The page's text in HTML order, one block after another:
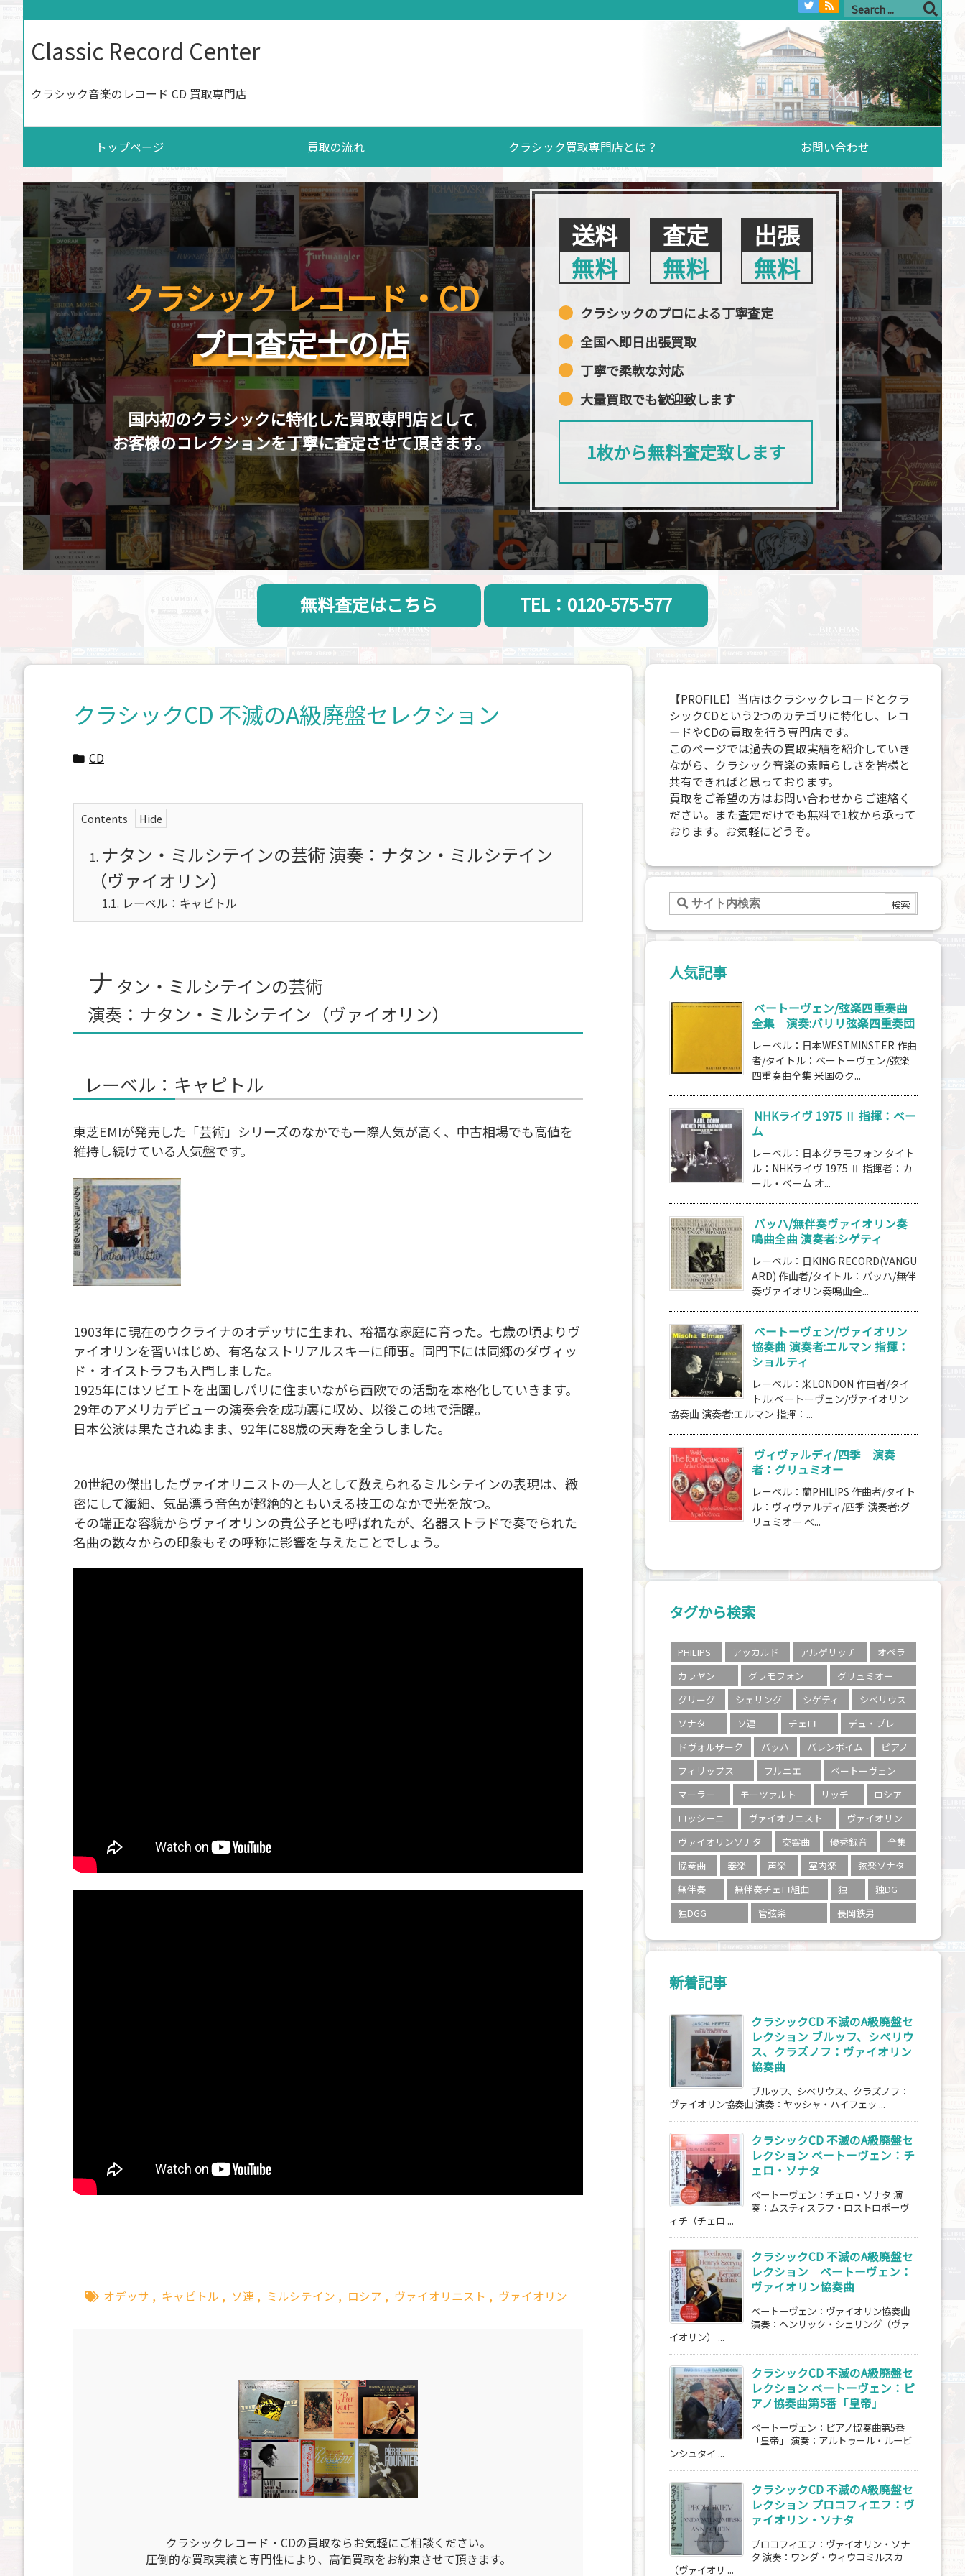
Classic Record Center
クラシック音楽のレコード CD 買取専門店
トップページ 買取の流れ クラシック買取専門店とは？ お問い合わせ
クラシック レコード・CD
プロ査定士の店
国内初のクラシックに特化した買取専門店として
お客様のコレクションを丁寧に査定させて頂きます。
送料
無料
査定
無料
出張
無料
クラシックのプロによる丁寧査定
全国へ即日出張買取
丁寧で柔軟な対応
大量買取でも歓迎致します
1枚から無料査定致します
無料査定はこちら TEL：0120-575-577
クラシックCD 不滅のA級廃盤セレクション
CD
Contents
1. ナタン・ミルシテインの芸術 演奏：ナタン・ミルシテイン
（ヴァイオリン）
1.1. レーベル：キャピトル
ナ タン・ミルシテインの芸術
演奏：ナタン・ミルシテイン（ヴァイオリン）
レーベル：キャピトル
東芝EMIが発売した「芸術」シリーズのなかでも一際人気が高く、中古相場でも高値を
維持し続けている人気盤です。
1903年に現在のウクライナのオデッサに生まれ、裕福な家庭に育った。七歳の頃よりヴ
ァイオリンを習いはじめ、有名なストリアルスキーに師事。同門下には同郷のダヴィッ
ド・オイストラフも入門しました。
1925年にはソビエトを出国しパリに住まいながら西欧での活動を本格化していきます。
29年のアメリカデビューの演奏会を成功裏に収め、以後この地で活躍。
日本公演は果たされぬまま、92年に88歳の天寿を全うしました。
20世紀の傑出したヴァイオリニストの一人として数えられるミルシテインの表現は、緻
密にして繊細、気品漂う音色が超絶的ともいえる技工のなかで光を放つ。
その端正な容貌からヴァイオリンの貴公子とも呼ばれたが、名器ストラドで奏でられた
名曲の数々からの印象もその呼称に影響を与えたことでしょう。
オデッサ , キャピトル , ソ連 , ミルシテイン , ロシア , ヴァイオリニスト , ヴァイオリン
クラシックレコード・CDの買取ならお気軽にご相談ください。
圧倒的な買取実績と専門性により、高価買取をお約束させて頂きます。
【PROFILE】当店はクラシックレコードとクラ
シックCDという2つのカテゴリに特化し、レコ
ードやCDの買取を行う専門店です。
このページでは過去の買取実績を紹介していき
ながら、クラシック音楽の素晴らしさを皆様と
共有できればと思っております。
買取をご希望の方はお問い合わせからご連絡く
ださい。また査定だけでも無料で1枚から承って
おります。お気軽にどうぞ。
人気記事
ベートーヴェン/弦楽四重奏曲
全集 演奏:バリリ弦楽四重奏団
レーベル：日本WESTMINSTER 作曲
者/タイトル：ベートーヴェン/弦楽
四重奏曲全集 米国のク...
NHKライヴ 1975 Ⅱ 指揮：ベー
ム
レーベル：日本グラモフォン タイト
ル：NHKライヴ 1975 Ⅱ 指揮者：カ
ール・ベーム オ...
バッハ/無伴奏ヴァイオリン奏
鳴曲全曲 演奏者:シゲティ
レーベル：日KING RECORD(VANGU
ARD) 作曲者/タイトル：バッハ/無伴
奏ヴァイオリン奏鳴曲全...
ベートーヴェン/ヴァイオリン
協奏曲 演奏者:エルマン 指揮：
ショルティ
レーベル：米LONDON 作曲者/タイ
トル:ベートーヴェン/ヴァイオリン
協奏曲 演奏者:エルマン 指揮：...
ヴィヴァルディ/四季 演奏
者：グリュミオー
レーベル：蘭PHILIPS 作曲者/タイト
ル：ヴィヴァルディ/四季 演奏者:グ
リュミオー ベ...
タグから検索
PHILIPS アッカルド アルゲリッチ
オペラ
カラヤン
グラモフォン
グリュミオー
グリーグ
シェリング シゲティ
シベリウス
ソナタ
ソ連 チェロ
デュ・プレ
ドヴォルザーク
バッハ バレンボイム
ピアノ
フィリップス
フルニエ
ベートーヴェン
マーラー
モーツァルト リッチ
ロシア
ロッシーニ
ヴァイオリニスト
ヴァイオリン
ヴァイオリンソナタ
交響曲 優秀録音
全集
協奏曲
器楽 声楽 室内楽
弦楽ソナタ
無伴奏
無伴奏チェロ組曲 独
独DG
独DGG
管弦楽 長岡鉄男
新着記事
クラシックCD 不滅のA級廃盤セ
レクション ブルッフ、シベリウ
ス、クラズノフ：ヴァイオリン
協奏曲
ブルッフ、シベリウス、クラズノフ：
ヴァイオリン協奏曲 演奏：ヤッシャ・ハイフェッ ...
クラシックCD 不滅のA級廃盤セ
レクション ベートーヴェン：チ
ェロ・ソナタ
ベートーヴェン：チェロ・ソナタ 演
奏：ムスティスラフ・ロストロポーヴ
ィチ（チェロ ...
クラシックCD 不滅のA級廃盤セ
レクション ベートーヴェン：
ヴァイオリン協奏曲
ベートーヴェン：ヴァイオリン協奏曲
演奏：ヘンリック・シェリング（ヴァ
イオリン） ...
クラシックCD 不滅のA級廃盤セ
レクション ベートーヴェン：ピ
アノ協奏曲第5番「皇帝」
ベートーヴェン：ピアノ協奏曲第5番
「皇帝」 演奏：アルトゥール・ルービ
ンシュタイ ...
クラシックCD 不滅のA級廃盤セ
レクション プロコフィエフ：ヴ
ァイオリン・ソナタ
プロコフィエフ：ヴァイオリン・ソナ
タ 演奏：ワンダ・ウィウコミルスカ
（ヴァイオリ ...